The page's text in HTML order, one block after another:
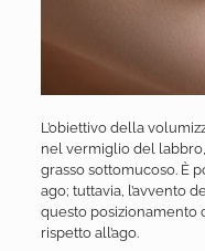
L’obiettivo della
nel vermiglio del
grasso sottomucoso. È
ago; tuttavia, l’avvento
questo posizionamento
rispetto all’ago.